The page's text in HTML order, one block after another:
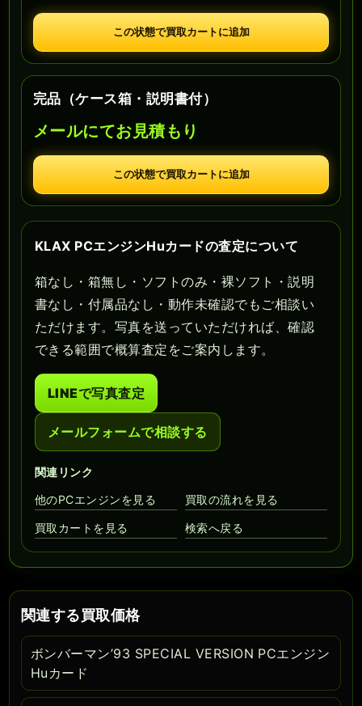
この状態で買取カートに追加
完品（ケース箱・説明書付）
メールにてお見積もり
この状態で買取カートに追加
KLAX PCエンジンHuカードの査定について
箱なし・箱無し・ソフトのみ・裸ソフト・説明
書なし・付属品なし・動作未確認でもご相談い
ただけます。写真を送っていただければ、確認
できる範囲で概算査定をご案内します。
LINEで写真査定
メールフォームで相談する
関連リンク
他のPCエンジンを見る
買取の流れを見る
買取カートを見る 検索へ戻る
関連する買取価格
ボンバーマン’93 SPECIAL VERSION PCエンジン
Huカード